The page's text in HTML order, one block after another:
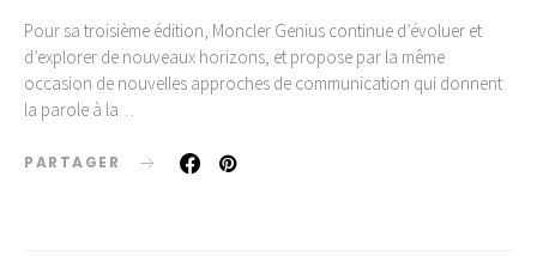
Pour sa troisième édition, Moncler Genius continue d’évoluer et
d’explorer de nouveaux horizons, et propose par la même
occasion de nouvelles approches de communication qui donnent
la parole à la…
PARTAGER